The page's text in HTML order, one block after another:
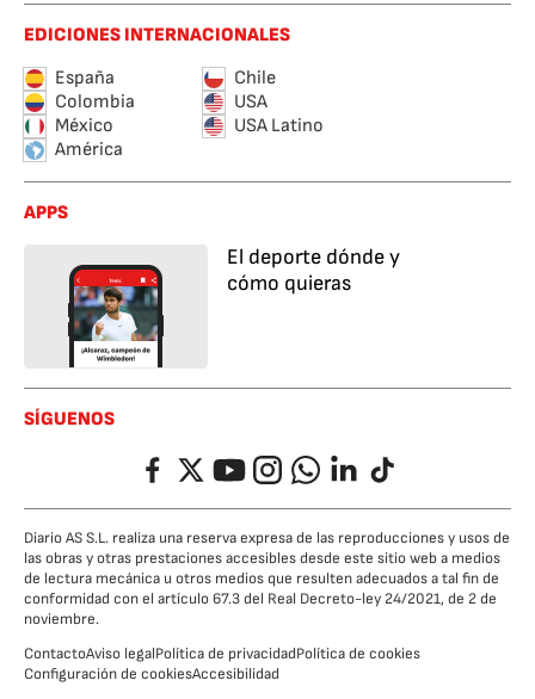
EDICIONES INTERNACIONALES
España
Chile
Colombia
USA
México
USA Latino
América
APPS
El deporte dónde y
cómo quieras
SÍGUENOS
FacebookTwitterYouTubeInstagramWhatsappLinkedIn
TikTok
Diario AS S.L. realiza una reserva expresa de las reproducciones y usos de
las obras y otras prestaciones accesibles desde este sitio web a medios
de lectura mecánica u otros medios que resulten adecuados a tal fin de
conformidad con el artículo 67.3 del Real Decreto-ley 24/2021, de 2 de
noviembre.
ContactoAviso legalPolítica de privacidadPolítica de cookies
Configuración de cookiesAccesibilidad